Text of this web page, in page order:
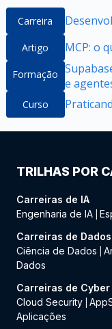
Carreira
Artigo MCP: o
Formação
e
Curso
TRILHAS POR
Carreiras de IA
Engenharia de IA
Carreiras de Dados
Ciência de Dados
Dados
Carreiras de Cyber
Cloud Security
Aplicações